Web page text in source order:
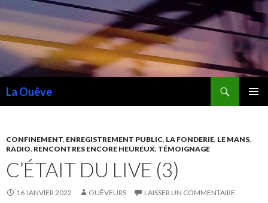
La Ouêve
CONFINEMENT, ENREGISTREMENT PUBLIC, LA FONDERIE, LE MANS,
RADIO, RENCONTRES ENCORE HEUREUX, TÉMOIGNAGE
C’ÉTAIT DU LIVE (3)
16 JANVIER 2022 OUÊVEURS LAISSER UN COMMENTAIRE